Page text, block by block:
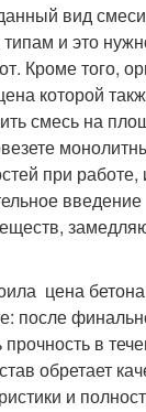
вид смеси
и это
Кроме того,
которой
смесь на
при работе,
введение
цена
после
в
обретает
и